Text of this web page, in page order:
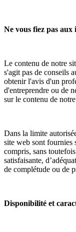
Ne vous fiez pas aux
Le contenu de notre
s'agit pas de conseils
obtenir l'avis d'un
d'entreprendre ou de
sur le contenu de
Dans la limite
site web sont fournies
compris, sans
satisfaisante,
de complétude ou de
Disponibilité et